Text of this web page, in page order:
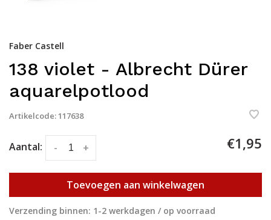
Faber Castell
138 violet - Albrecht Dürer
aquarelpotlood
Artikelcode:117638
Aantal: +
- €1,95
Toevoegen aan winkelwagen
Verzending binnen: 1-2 werkdagen / op voorraad